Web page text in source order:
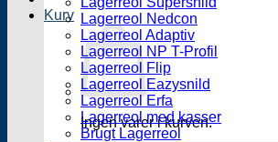
Kurv
Ingen varer i kurven.
Lagerreol Nedcon
Lagerreol Adaptiv
Lagerreol NP T-Profil
Lagerreol Flip
Lagerreol Eazysnild
Lagerreol Erfa
Lagerreol med kasser
Brugt Lagerreol